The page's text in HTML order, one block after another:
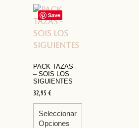
Save
PACK TAZAS
– SOIS LOS
SIGUIENTES
32,95 €
Seleccionar
Opciones